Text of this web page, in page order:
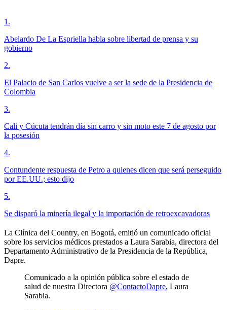
1 .
Abelardo De La Espriella habla sobre libertad de prensa y su
gobierno
2.
El Palacio de San Carlos vuelve a ser la sede de la Presidencia de
Colombia
3.
Cali y Cúcuta tendrán día sin carro y sin moto este 7 de agosto por
la posesión
4.
Contundente respuesta de Petro a quienes dicen que será perseguido
por EE.UU.; esto dijo
5.
Se disparó la minería ilegal y la importación de retroexcavadoras
La Clínica del Country, en Bogotá, emitió un comunicado oficial
sobre los servicios médicos prestados a Laura Sarabia, directora del
Departamento Administrativo de la Presidencia de la República,
Dapre.
Comunicado a la opinión pública sobre el estado de
salud de nuestra Directora @ContactoDapre, Laura
Sarabia.